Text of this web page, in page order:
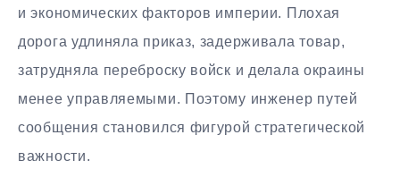
и экономических факторов империи. Плохая
дорога удлиняла приказ, задерживала товар,
затрудняла переброску войск и делала окраины
менее управляемыми. Поэтому инженер путей
сообщения становился фигурой стратегической
важности.